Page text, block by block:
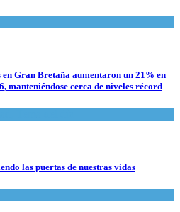
Gran Bretaña aumentaron un 21% en
manteniéndose cerca de niveles récord
las puertas de nuestras vidas